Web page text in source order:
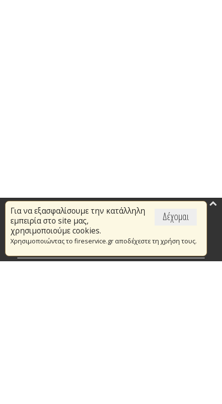
Δέχομαι
Για να εξασφαλίσουμε την κατάλληλη
εμπειρία στο site μας,
χρησιμοποιούμε cookies.
Χρησιμοποιώντας το fireservice.gr αποδέχεστε τη χρήση τους.
Επικαιρότητα
Το Πυροσβεστικό Σώμα